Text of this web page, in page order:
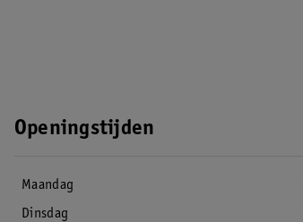
Openingstijden
Maandag
Dinsdag